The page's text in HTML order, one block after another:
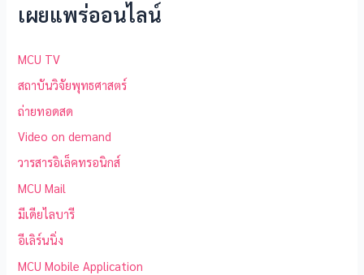
เผยแพร่ออนไลน์
MCU TV
สถาบันวิจัยพุทธศาสตร์
ถ่ายทอดสด
Video on demand
วารสารอิเล็คทรอนิกส์
MCU Mail
มีเดียไลบารี
อีเลิร์นนิ่ง
MCU Mobile Application